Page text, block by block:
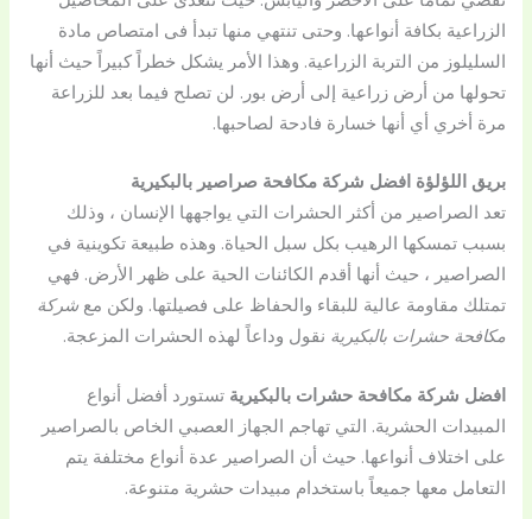
الزراعية بكافة أنواعها. وحتى تنتهي منها تبدأ فى امتصاص مادة
السليلوز من التربة الزراعية. وهذا الأمر يشكل خطراً كبيراً حيث أنها
تحولها من أرض زراعية إلى أرض بور. لن تصلح فيما بعد للزراعة
مرة أخري أي أنها خسارة فادحة لصاحبها.
بريق اللؤلؤة افضل شركة مكافحة صراصير بالبكيرية
تعد الصراصير من أكثر الحشرات التي يواجهها الإنسان ، وذلك
بسبب تمسكها الرهيب بكل سبل الحياة. وهذه طبيعة تكوينية في
الصراصير ، حيث أنها أقدم الكائنات الحية على ظهر الأرض. فهي
تمتلك مقاومة عالية للبقاء والحفاظ على فصيلتها. ولكن معشركة
مكافحة حشرات بالبكيرية نقول وداعاً لهذه الحشرات المزعجة.
افضل شركة مكافحة حشرات بالبكيريةتستورد أفضل أنواع
المبيدات الحشرية. التي تهاجم الجهاز العصبي الخاص بالصراصير
على اختلاف أنواعها. حيث أن الصراصير عدة أنواع مختلفة يتم
التعامل معها جميعاً باستخدام مبيدات حشرية متنوعة.